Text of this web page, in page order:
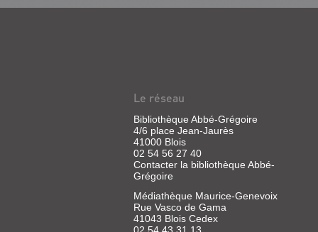
ROCK
MAGAZINE
Revue
Lellouche,
Danny
Travel
Média,
Le réseau
Bibliothèque Abbé-Grégoire
4/6 place Jean-Jaurès
41000 Blois
02 54 56 27 40
Contacter la bibliothèque Abbé-
Grégoire
Médiathèque Maurice-Genevoix
Rue Vasco de Gama
41043 Blois Cedex